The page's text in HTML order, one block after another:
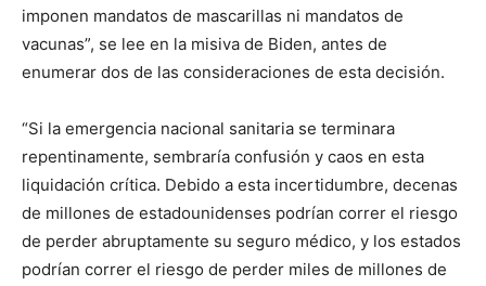
imponen mandatos de mascarillas ni mandatos de
vacunas”, se lee en la misiva de Biden, antes de
enumerar dos de las consideraciones de esta decisión.
“Si la emergencia nacional sanitaria se terminara
repentinamente, sembraría confusión y caos en esta
liquidación crítica. Debido a esta incertidumbre, decenas
de millones de estadounidenses podrían correr el riesgo
de perder abruptamente su seguro médico, y los estados
podrían correr el riesgo de perder miles de millones de